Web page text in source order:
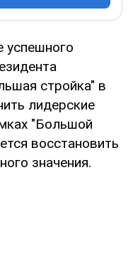
успешного
стройка" в
лидерские
"Большой
восстановить
значения.